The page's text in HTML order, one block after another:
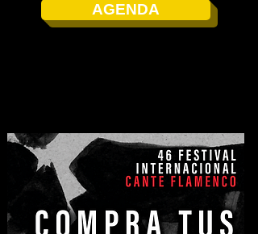
AGENDA